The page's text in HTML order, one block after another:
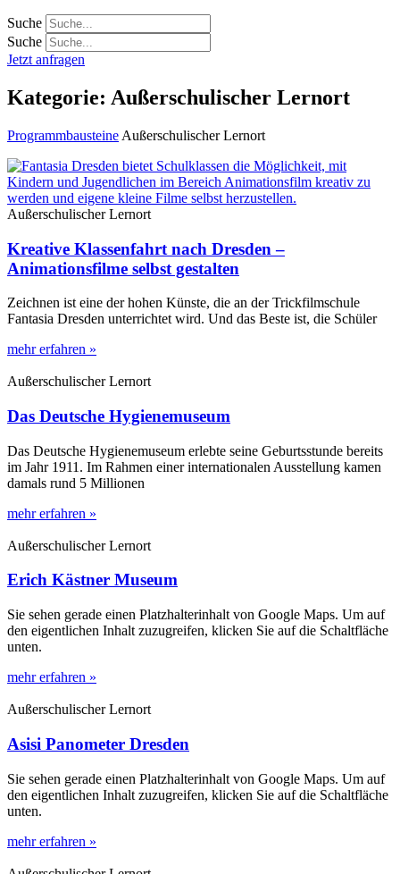
Suche
Suche
Jetzt anfragen
Kategorie: Außerschulischer Lernort
Programmbausteine Außerschulischer Lernort
Außerschulischer Lernort
Kreative Klassenfahrt nach Dresden –
Animationsfilme selbst gestalten
Zeichnen ist eine der hohen Künste, die an der Trickfilmschule
Fantasia Dresden unterrichtet wird. Und das Beste ist, die Schüler
mehr erfahren »
Außerschulischer Lernort
Das Deutsche Hygienemuseum
Das Deutsche Hygienemuseum erlebte seine Geburtsstunde bereits
im Jahr 1911. Im Rahmen einer internationalen Ausstellung kamen
damals rund 5 Millionen
mehr erfahren »
Außerschulischer Lernort
Erich Kästner Museum
Sie sehen gerade einen Platzhalterinhalt von Google Maps. Um auf
den eigentlichen Inhalt zuzugreifen, klicken Sie auf die Schaltfläche
unten.
mehr erfahren »
Außerschulischer Lernort
Asisi Panometer Dresden
Sie sehen gerade einen Platzhalterinhalt von Google Maps. Um auf
den eigentlichen Inhalt zuzugreifen, klicken Sie auf die Schaltfläche
unten.
mehr erfahren »